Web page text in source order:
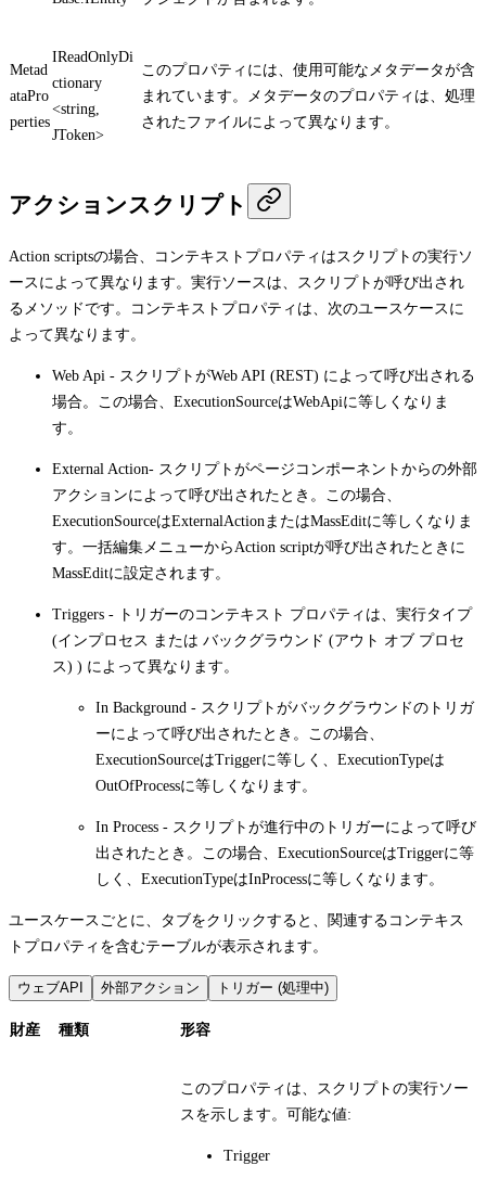
Metad
ataPro
perties
IReadOnlyDi
ctionary
<string,
JToken>
このプロパティには、使用可能なメタデータが含
まれています。メタデータのプロパティは、処理
されたファイルによって異なります。
アクションスクリプト
Action scriptsの場合、コンテキストプロパティはスクリプトの実行ソ
ースによって異なります。実行ソースは、スクリプトが呼び出され
るメソッドです。コンテキストプロパティは、次のユースケースに
よって異なります。
Web Api - スクリプトがWeb API (REST) によって呼び出される
場合。この場合、 ExecutionSourceはWebApiに等しくなりま
す。
External Action- スクリプトがページコンポーネントからの外部
アクションによって呼び出されたとき。この場合、
ExecutionSourceはExternalAction またはMassEditに等しくなりま
す。一括編集メニューから Action scriptが呼び出されたときに
MassEditに設定されます。
Triggers - トリガーのコンテキスト プロパティは、実行タイプ
(インプロセス または バックグラウンド (アウト オブ プロセ
ス) ) によって異なります。
In Background - スクリプトがバックグラウンドのトリガ
ーによって呼び出されたとき。この場合、
ExecutionSourceはTriggerに等しく、 ExecutionTypeは
OutOfProcessに等しくなります。
In Process - スクリプトが進行中のトリガーによって呼び
出されたとき。この場合、 ExecutionSourceはTriggerに等
しく、 ExecutionTypeはInProcessに等しくなります。
ユースケースごとに、タブをクリックすると、関連するコンテキス
トプロパティを含むテーブルが表示されます。
ウェブAPI 外部アクション トリガー (処理中)
財産 種類 形容
このプロパティは、スクリプトの実行ソー
スを示します。可能な値:
Trigger